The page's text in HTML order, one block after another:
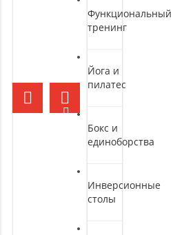
Функциональный
тренинг
Йога и
пилатес
Бокс и
единоборства
Инверсионные
столы